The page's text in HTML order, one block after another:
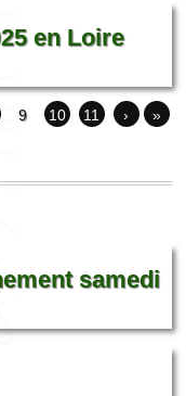
en Loire
9 10 11 › »
samedi